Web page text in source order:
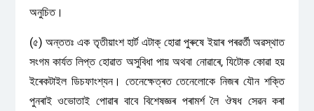
অনুচিত।
(৫) অন্ততঃ এক তৃতীয়াংশ হার্ট এটাক্ হোৱা পুৰুষে ইয়াৰ পৰৱৰ্তী অৱস্থাত
সংগম কার্যত লিপ্ত হোৱাত অসুবিধা পায় অথবা নোৱাৰে, যিটোক কোৱা হয়
ইৰেকটাইল ডিচফাংশ্যন। তেনেক্ষেত্ৰত তেনেলোকে নিজৰ যৌন শক্তি
পুনৰাই ওভোতাই পোৱাৰ বাবে বিশেষজ্ঞৰ পৰামৰ্শ লৈ ঔষধ সেৱন কৰা